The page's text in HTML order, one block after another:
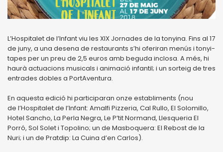
L’Hospitalet de l’Infant viu les XIX Jornades de la tonyina. Fins al 17
de juny, a una desena de restaurants s’hi oferiran menús i tonyi-
tapes per un preu de 2,5 euros amb beguda inclosa. A més, hi
haurà actuacions musicals i animació infantil; i un sorteig de tres
entrades dobles a PortAventura.
En aquesta edició hi participaran onze establiments (nou
de l’Hospitalet de l’Infant: Amalfi Pizzeria, Cal Rullo, El Solomillo,
Hotel Sancho, La Perla Negra, Le P’tit Normand, Llesqueria El
Porró, Sol Solet i Topolino; un de Masboquera: El Rebost de la
Nuri; i un de Pratdip: La Cuina d’en Carlos).